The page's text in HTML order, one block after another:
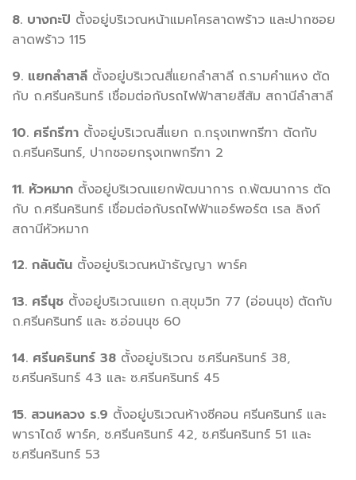
8. บางกะปิ ตั้งอยู่บริเวณหน้าแมคโครลาดพร้าว และปากซอย
ลาดพร้าว 115
9. แยกลำสาลี ตั้งอยู่บริเวณสี่แยกลำสาลี ถ.รามคำแหง ตัด
กับ ถ.ศรีนครินทร์ เชื่อมต่อกับรถไฟฟ้าสายสีส้ม สถานีลำสาลี
10. ศรีกรีฑา ตั้งอยู่บริเวณสี่แยก ถ.กรุงเทพกรีฑา ตัดกับ
ถ.ศรีนครินทร์, ปากซอยกรุงเทพกรีฑา 2
11. หัวหมาก ตั้งอยู่บริเวณแยกพัฒนาการ ถ.พัฒนาการ ตัด
กับ ถ.ศรีนครินทร์ เชื่อมต่อกับรถไฟฟ้าแอร์พอร์ต เรล ลิงก์
สถานีหัวหมาก
12. กลันตัน ตั้งอยู่บริเวณหน้าธัญญา พาร์ค
13. ศรีนุช ตั้งอยู่บริเวณแยก ถ.สุขุมวิท 77 (อ่อนนุช) ตัดกับ
ถ.ศรีนครินทร์ และ ซ.อ่อนนุช 60
14. ศรีนครินทร์ 38 ตั้งอยู่บริเวณ ซ.ศรีนครินทร์ 38,
ซ.ศรีนครินทร์ 43 และ ซ.ศรีนครินทร์ 45
15. สวนหลวง ร.9 ตั้งอยู่บริเวณห้างซีคอน ศรีนครินทร์ และ
พาราไดซ์ พาร์ค, ซ.ศรีนครินทร์ 42, ซ.ศรีนครินทร์ 51 และ
ซ.ศรีนครินทร์ 53